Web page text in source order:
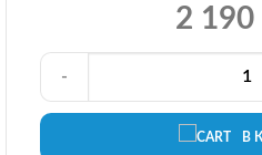
2 190
В
-